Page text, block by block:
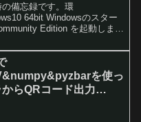
備忘録です。環
64bit Windowsのスター
Edition を起動しま
す。次にプライバシーポリ
Continue』をクリックしま
を使っ
らQRコード出力